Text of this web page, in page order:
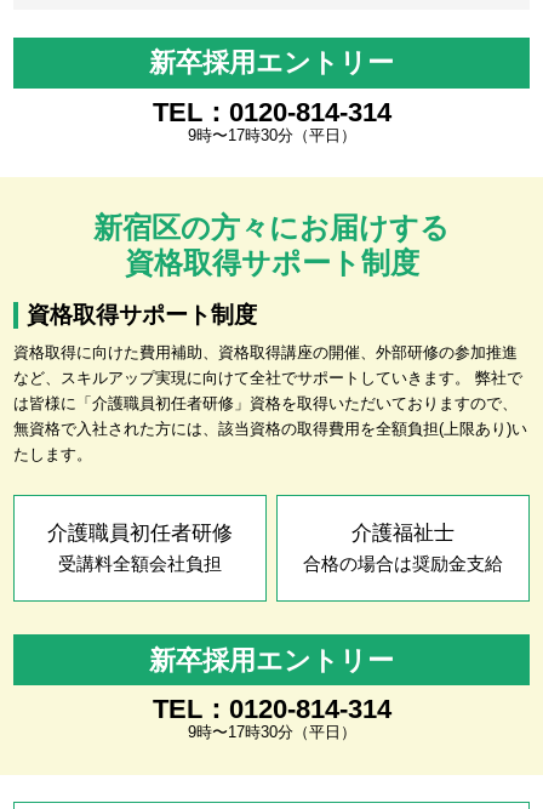
新卒採用エントリー
TEL：0120-814-314
9時〜17時30分（平日）
新宿区の方々にお届けする
資格取得サポート制度
資格取得サポート制度
資格取得に向けた費用補助、資格取得講座の開催、外部研修の参加推進
など、スキルアップ実現に向けて全社でサポートしていきます。 弊社で
は皆様に「介護職員初任者研修」資格を取得いただいておりますので、
無資格で入社された方には、該当資格の取得費用を全額負担(上限あり)い
たします。
介護職員初任者研修
受講料全額会社負担
介護福祉士
合格の場合は奨励金支給
新卒採用エントリー
TEL：0120-814-314
9時〜17時30分（平日）